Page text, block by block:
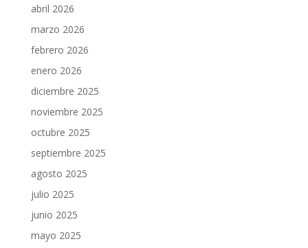
abril 2026
marzo 2026
febrero 2026
enero 2026
diciembre 2025
noviembre 2025
octubre 2025
septiembre 2025
agosto 2025
julio 2025
junio 2025
mayo 2025